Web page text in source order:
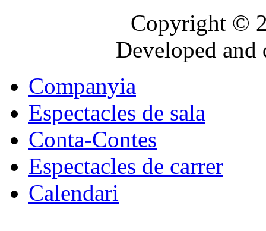
Copyright ©
Developed
Companyia
Espectacles de sala
Conta-Contes
Espectacles de carrer
Calendari